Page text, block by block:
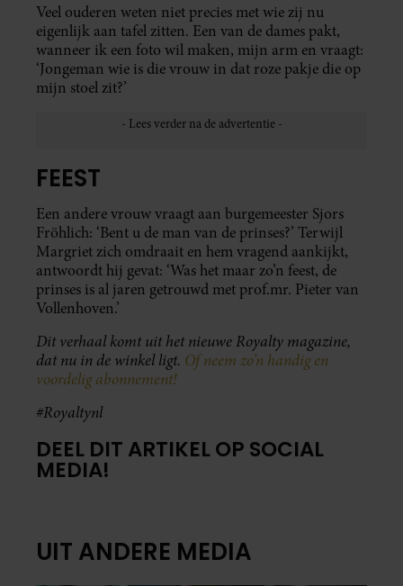
Veel ouderen weten niet precies met wie zij nu
eigenlijk aan tafel zitten. Een van de dames pakt,
wanneer ik een foto wil maken, mijn arm en vraagt:
‘Jongeman wie is die vrouw in dat roze pakje die op
mijn stoel zit?’
FEEST
Een andere vrouw vraagt aan burgemeester Sjors
Fröhlich: ‘Bent u de man van de prinses?’ Terwijl
Margriet zich omdraait en hem vragend aankijkt,
antwoordt hij gevat: ‘Was het maar zo’n feest, de
prinses is al jaren getrouwd met prof.mr. Pieter van
Vollenhoven.’
Dit verhaal komt uit het nieuwe Royalty magazine,
dat nu in de winkel ligt. Of neem zo’n handig en
voordelig abonnement!
#Royaltynl
DEEL DIT ARTIKEL OP SOCIAL
MEDIA!
UIT ANDERE MEDIA